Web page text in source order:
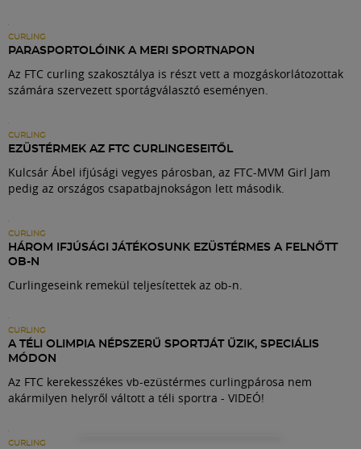
CURLING
PARASPORTOLÓINK A MERI SPORTNAPON
Az FTC curling szakosztálya is részt vett a mozgáskorlátozottak
számára szervezett sportágválasztó eseményen.
CURLING
EZÜSTÉRMEK AZ FTC CURLINGESEITŐL
Kulcsár Ábel ifjúsági vegyes párosban, az FTC-MVM Girl Jam
pedig az országos csapatbajnokságon lett második.
CURLING
HÁROM IFJÚSÁGI JÁTÉKOSUNK EZÜSTÉRMES A FELNŐTT
OB-N
Curlingeseink remekül teljesítettek az ob-n.
CURLING
A TÉLI OLIMPIA NÉPSZERŰ SPORTJÁT ŰZIK, SPECIÁLIS
MÓDON
Az FTC kerekesszékes vb-ezüstérmes curlingpárosa nem
akármilyen helyről váltott a téli sportra - VIDEÓ!
CURLING
Labdarúgás
Szakosztályok
Meccscenter
Klub
Szolgáltatások
Shop
Közösség
Múzeum
English